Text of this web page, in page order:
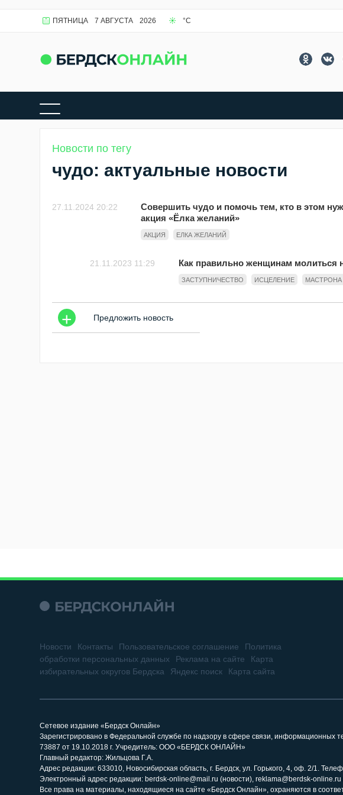
ПЯТНИЦА 7 АВГУСТА 2026 °C
Новости по тегу
чудо: актуальные новости
27.11.2024 20:22
Совершить чудо и помочь тем, кто в этом
акция «Ёлка желаний»
АКЦИЯ ЕЛКА ЖЕЛАНИЙ
21.11.2023 11:29 Как правильно женщинам молиться
ЗАСТУПНИЧЕСТВО ИСЦЕЛЕНИЕ
+ Предложить новость
Новости Контакты Пользовательское соглашение
Политика
обработки персональных данных
Реклама на сайте
Карта
избирательных округов Бердска
Яндекс поиск Карта сайта
Сетевое издание «Бердск Онлайн»
Зарегистрировано в Федеральной службе по надзору в сфере связи,
73887 от 19.10.2018 г. Учредитель: ООО «БЕРДСК ОНЛАЙН»
Главный редактор: Жильцова Г.А.
Адрес редакции: 633010, Новосибирская область, г. Бердск, ул. Горького, 4, оф. 2/1.
Электронный адрес редакции: berdsk-online@mail.ru (новости), reklama@berdsk-
Все права на материалы, находящиеся на сайте «Бердск Онлайн», охраняются в